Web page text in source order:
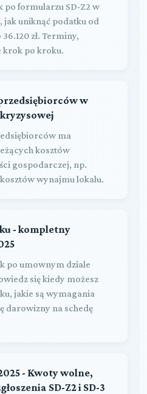
formularzu SD-Z2 w
jak uniknąć podatku od
zł. Terminy,
krok po kroku.
w
ma
kosztów
gospodarczej, np.
wynajmu lokalu.
- kompletny
po umownym dziale
się kiedy możesz
jakie są wymagania
darowizny na schedę
- Kwoty wolne,
SD-Z2 i SD-3